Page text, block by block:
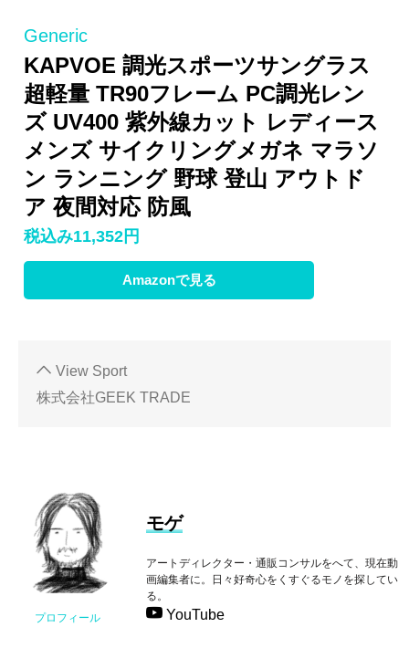
Generic
KAPVOE 調光スポーツサングラス
超軽量 TR90フレーム PC調光レン
ズ UV400 紫外線カット レディース
メンズ サイクリングメガネ マラソ
ン ランニング 野球 登山 アウトド
ア 夜間対応 防風
税込み11,352円
Amazonで見る
View Sport
株式会社GEEK TRADE
プロフィール
モゲ
アートディレクター・通販コンサルをへて、現在動
画編集者に。日々好奇心をくすぐるモノを探してい
る。
YouTube